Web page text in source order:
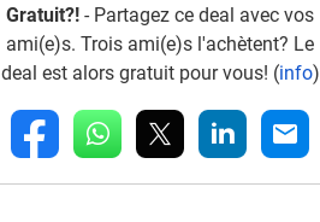
Gratuit?! - Partagez ce deal avec vos
ami(e)s. Trois ami(e)s l'achètent? Le
deal est alors gratuit pour vous! (info)
fb whatsapp linkedin mail